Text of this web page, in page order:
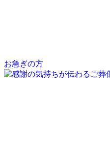
お急ぎの方